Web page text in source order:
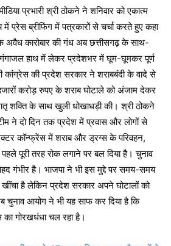
प्रभारी श्री ठोकने ने शनिवार को एकात्म
में प्रेस ब्रीफिंग में पत्रकारों से चर्चा करते हुए कहा
अवैध कारोबार की गंध अब छत्तीसगढ़ के साथ-
हाथ में लेकर प्रदेशभर में घूम-घूमकर पूर्ण
कांग्रेस की प्रदेश सरकार ने शराबबंदी के वादे से
करोड़ रुपए के शराब घोटाले को अंजाम देकर
शक्ति के साथ खुली धोखाधड़ी की। श्री ठोकने
ने दो दिन तक प्रदेश में प्रवास और लोगों से
कॉन्फ्रेंस में शराब और ड्रग्स के परिवहन,
पूरी तरह रोक लगाने पर बल दिया है। चुनाव
गंभीर है। भाजपा ने भी इस मुद्दे पर समय-समय
खींचा है लेकिन प्रदेश सरकार अपने घोटालों को
आयोग ने भी यह साफ कर दिया है कि
गोरखधंधा चल रहा है।